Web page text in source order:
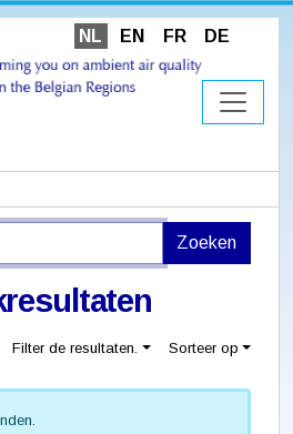
NL EN FR DE
Filter de resultaten. Sorteer op